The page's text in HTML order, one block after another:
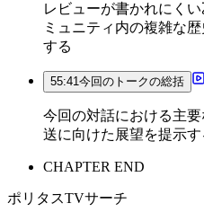
レビューが書かれにく
ミュニティ内の複雑な
する
55:41今回のトークの総括
今回の対話における主
送に向けた展望を提示す
CHAPTER END
ポリタスTVサーチ